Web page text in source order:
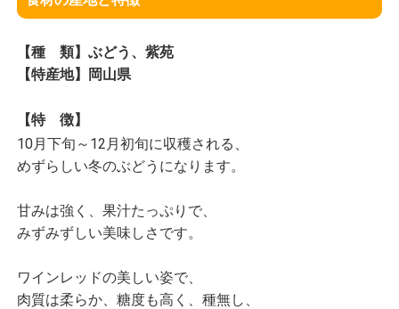
【種 類】ぶどう、紫苑
【特産地】岡山県
【特 徴】
10月下旬～12月初旬に収穫される、
めずらしい冬のぶどうになります。
甘みは強く、果汁たっぷりで、
みずみずしい美味しさです。
ワインレッドの美しい姿で、
肉質は柔らか、糖度も高く、種無し、